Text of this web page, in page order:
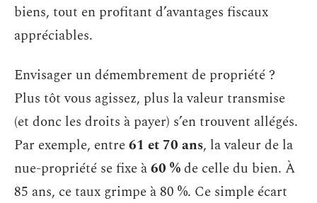
biens, tout en profitant d’avantages fiscaux
appréciables.
Envisager un démembrement de propriété ?
Plus tôt vous agissez, plus la valeur transmise
(et donc les droits à payer) s’en trouvent allégés.
Par exemple, entre61 et 70 ans, la valeur de la
nue-propriété se fixe à60 %de celle du bien. À
85 ans, ce taux grimpe à 80 %. Ce simple écart